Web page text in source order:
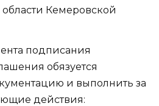
Кемеровской
подписания
обязуется
и выполнить за
действия: